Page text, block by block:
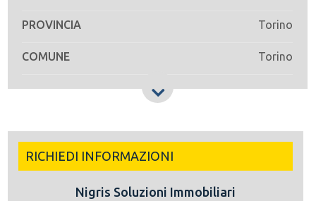
PROVINCIA Torino
COMUNE Torino
RICHIEDI INFORMAZIONI
Nigris Soluzioni Immobiliari